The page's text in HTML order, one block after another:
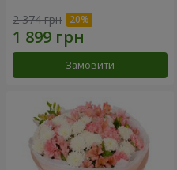
2 374 грн
Замовити